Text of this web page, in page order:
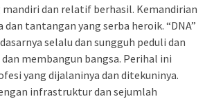
dan relatif berhasil. Kemandirian
tantangan yang serba heroik. “DNA”
selalu dan sungguh peduli dan
membangun bangsa. Perihal ini
yang dijalaninya dan ditekuninya.
infrastruktur dan sejumlah